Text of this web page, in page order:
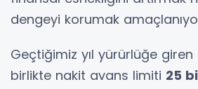
dengeyi korumak
Geçtiğimiz yıl yürürlüğe
birlikte nakit avans limiti 25